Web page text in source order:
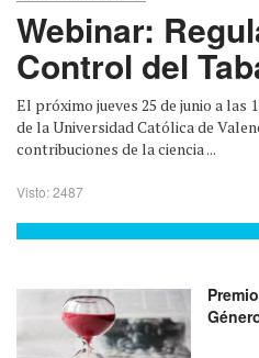
Webinar:
Control del
El próximo jueves 25 de junio a las
de la Universidad Católica de
contribuciones de la ciencia ...
Visto: 2487